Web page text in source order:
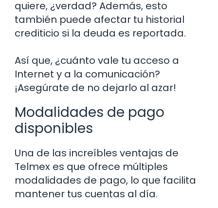
quiere, ¿verdad? Además, esto
también puede afectar tu historial
crediticio si la deuda es reportada.
Así que, ¿cuánto vale tu acceso a
Internet y a la comunicación?
¡Asegúrate de no dejarlo al azar!
Modalidades de pago
disponibles
Una de las increíbles ventajas de
Telmex es que ofrece múltiples
modalidades de pago, lo que facilita
mantener tus cuentas al día.